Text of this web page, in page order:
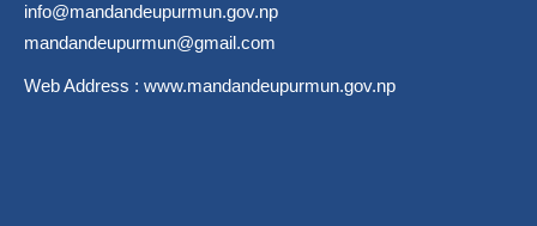
info@mandandeupurmun.gov.np
mandandeupurmun@gmail.com
Web Address : www.mandandeupurmun.gov.np